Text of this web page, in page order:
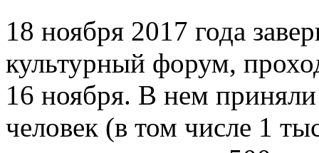
18 ноября 2017 года
культурный форум,
16 ноября. В нем
человек (в том числе 1